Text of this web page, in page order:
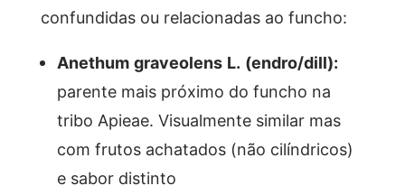
confundidas ou relacionadas ao funcho:
Anethum graveolens L. (endro/dill):
parente mais próximo do funcho na
tribo Apieae. Visualmente similar mas
com frutos achatados (não cilíndricos)
e sabor distinto